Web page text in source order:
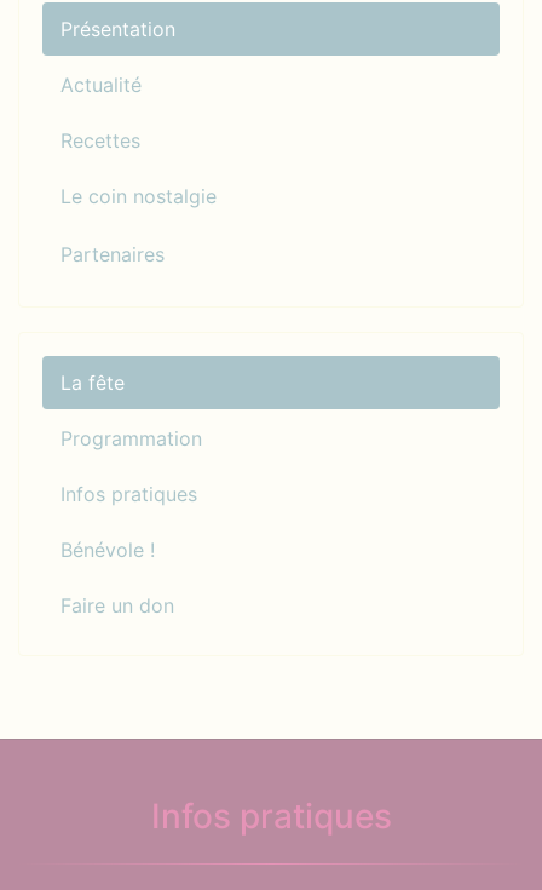
Présentation
Actualité
Recettes
Le coin nostalgie
Partenaires
La fête
Programmation
Infos pratiques
Bénévole !
Faire un don
Infos pratiques